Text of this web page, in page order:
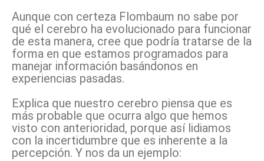
Aunque con certeza Flombaum no sabe por
qué el cerebro ha evolucionado para funcionar
de esta manera, cree que podría tratarse de la
forma en que estamos programados para
manejar información basándonos en
experiencias pasadas.
Explica que nuestro cerebro piensa que es
más probable que ocurra algo que hemos
visto con anterioridad, porque así lidiamos
con la incertidumbre que es inherente a la
percepción. Y nos da un ejemplo: